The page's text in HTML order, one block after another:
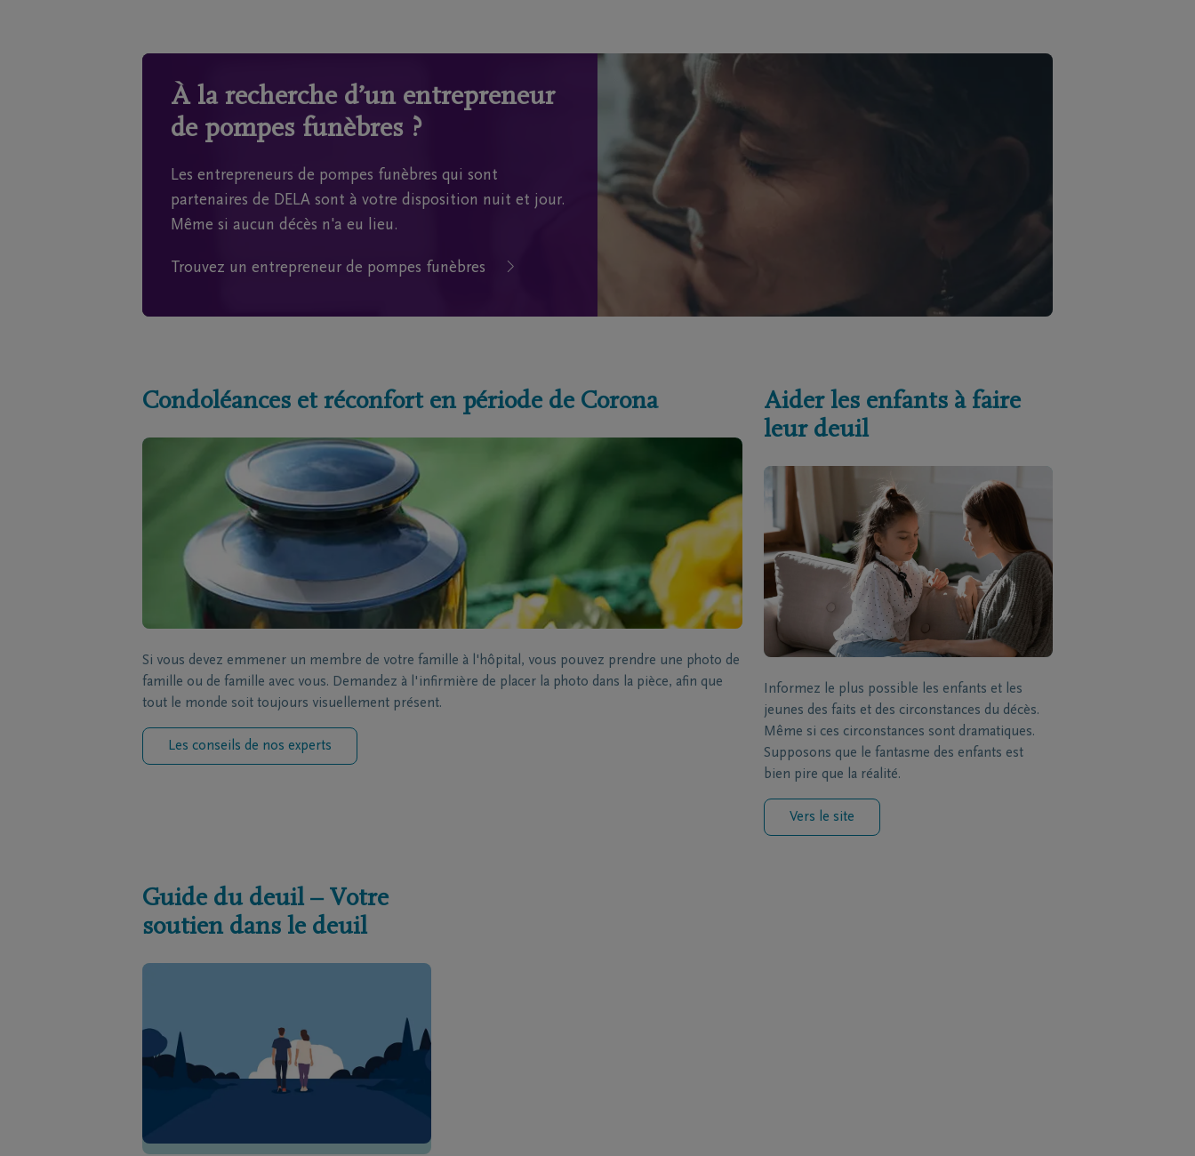
À la recherche d’un entrepreneur
de pompes funèbres ?
Les entrepreneurs de pompes funèbres qui sont
partenaires de DELA sont à votre disposition nuit et jour.
Même si aucun décès n'a eu lieu.
Trouvez un entrepreneur de pompes funèbres
Condoléances et réconfort en période de Corona
Si vous devez emmener un membre de votre famille à l'hôpital, vous pouvez prendre une photo de
famille ou de famille avec vous. Demandez à l'infirmière de placer la photo dans la pièce, afin que
tout le monde soit toujours visuellement présent.
Les conseils de nos experts
Aider les enfants à faire
leur deuil
Informez le plus possible les enfants et les
jeunes des faits et des circonstances du décès.
Même si ces circonstances sont dramatiques.
Supposons que le fantasme des enfants est
bien pire que la réalité.
Vers le site
Guide du deuil – Votre
soutien dans le deuil